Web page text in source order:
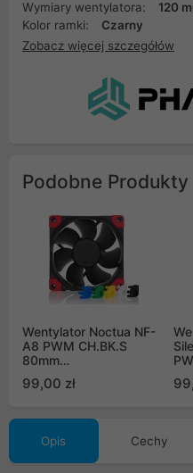
Wymiary wentylatora:
120
Kolor ramki:
Czarny
Zobacz więcej szczegółów
Podobne Produkty
Wentylator Noctua NF-
A8 PWM CH.BK.S
80mm
99,00 zł
Opis Cechy